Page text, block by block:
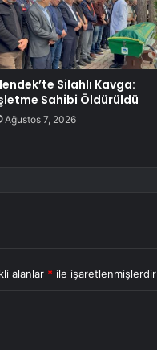
Silahlı Kavga:
Sahibi Öldürüldü
Ağustos 7, 2026
alanlar * ile işaretlenmişlerdir